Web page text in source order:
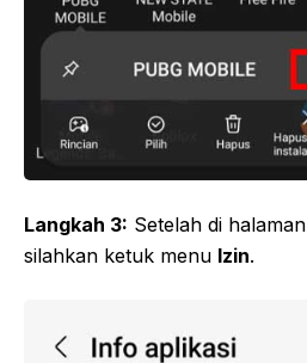
Langkah 3: Setelah di halaman
silahkan ketuk menu Izin.